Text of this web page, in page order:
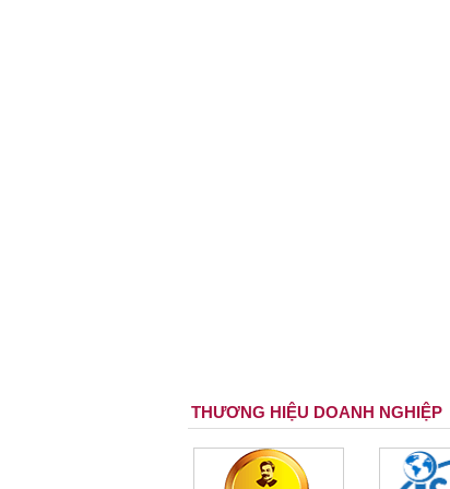
THƯƠNG HIỆU DOANH NGHIỆP